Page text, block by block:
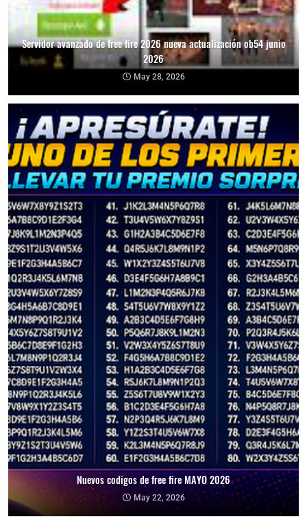
Servidor avanzado de free fire 2026 nueva actualización ob54 junio
2026
May 28, 2026
Nuevos codigos de free fire MAYO 2026
May 22, 2026